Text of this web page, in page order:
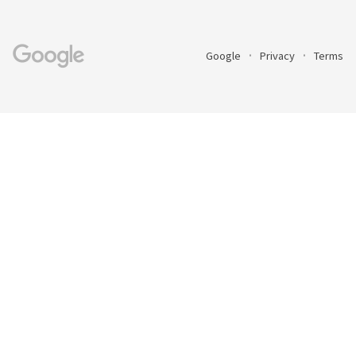
Google Privacy Terms